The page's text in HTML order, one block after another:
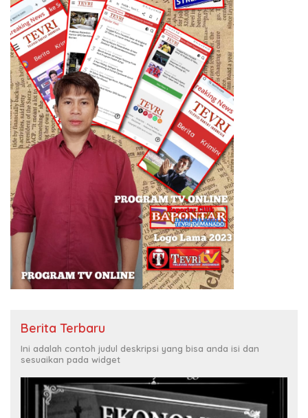
Berita Terbaru
Ini adalah contoh judul deskripsi yang bisa anda isi dan
sesuaikan pada widget